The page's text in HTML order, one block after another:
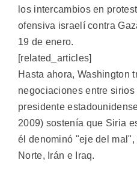
los intercambios en
ofensiva israelí contra
19 de enero.
[related_articles]
Hasta ahora, Washington
negociaciones entre
presidente
2009) sostenía que Siria
él denominó "eje del mal",
Norte, Irán e Iraq.